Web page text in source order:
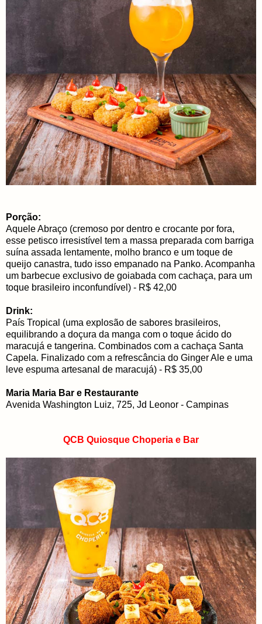
Porção:
Aquele Abraço (cremoso por dentro e crocante por fora,
esse petisco irresistível tem a massa preparada com barriga
suína assada lentamente, molho branco e um toque de
queijo canastra, tudo isso empanado na Panko. Acompanha
um barbecue exclusivo de goiabada com cachaça, para um
toque brasileiro inconfundível) - R$ 42,00
Drink:
País Tropical (uma explosão de sabores brasileiros,
equilibrando a doçura da manga com o toque ácido do
maracujá e tangerina. Combinados com a cachaça Santa
Capela. Finalizado com a refrescância do Ginger Ale e uma
leve espuma artesanal de maracujá) - R$ 35,00
Maria Maria Bar e Restaurante
Avenida Washington Luiz, 725, Jd Leonor - Campinas
QCB Quiosque Choperia e Bar